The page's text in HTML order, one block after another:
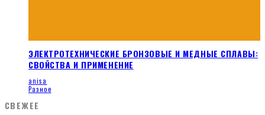
ЭЛЕКТРОТЕХНИЧЕСКИЕ БРОНЗОВЫЕ И МЕДНЫЕ СПЛАВЫ:
СВОЙСТВА И ПРИМЕНЕНИЕ
anisa
Разное
СВЕЖЕЕ